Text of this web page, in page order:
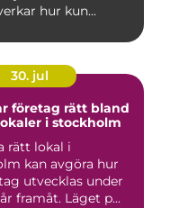
hur kun...
30. jul
företag rätt bland
i stockholm
rätt lokal i
kan avgöra hur
utvecklas under
framåt. Läget p...